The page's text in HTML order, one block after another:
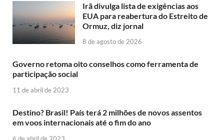
Irã divulga lista de exigências aos
EUA para reabertura do Estreito de
Ormuz, diz jornal
8 de agosto de 2026
Governo retoma oito conselhos como ferramenta de
participação social
11 de abril de 2023
Destino? Brasil! País terá 2 milhões de novos assentos
em voos internacionais até o fim do ano